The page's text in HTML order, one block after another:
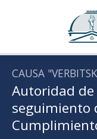
CAUSA
Autoridad
seguimiento